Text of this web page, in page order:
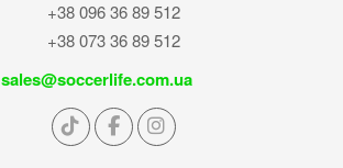
+38 096 36 89 512
+38 073 36 89 512
sales@soccerlife.com.ua